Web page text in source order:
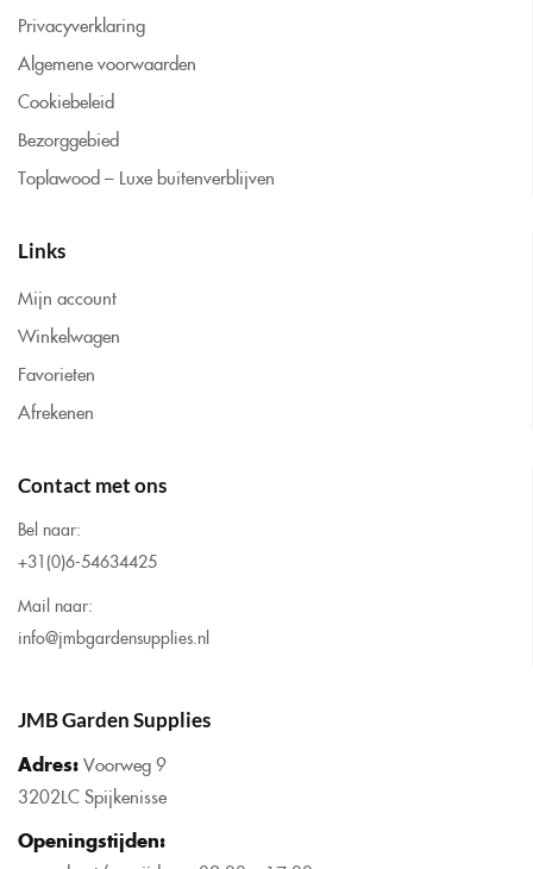
Privacyverklaring
Algemene voorwaarden
Cookiebeleid
Bezorggebied
Toplawood – Luxe buitenverblijven
Links
Mijn account
Winkelwagen
Favorieten
Afrekenen
Contact met ons
Bel naar:
+31(0)6-54634425
Mail naar:
info@jmbgardensupplies.nl
JMB Garden Supplies
Adres:Voorweg 9
3202LC Spijkenisse
Openingstijden: